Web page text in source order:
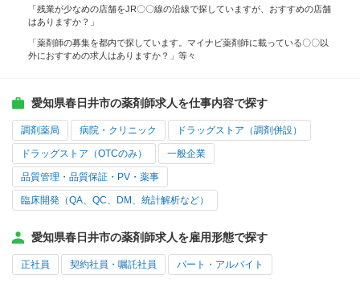
「残業が少なめの店舗をJR〇〇線の沿線で探していますが、おすすめの店舗
はありますか？」
「薬剤師の募集を都内で探しています。マイナビ薬剤師に載っている〇〇以
外におすすめの求人はありますか？」等々
愛知県春日井市の薬剤師求人を仕事内容で探す
調剤薬局 病院・クリニック ドラッグストア（調剤併設）
ドラッグストア（OTCのみ） 一般企業
品質管理・品質保証・PV・薬事
臨床開発（QA、QC、DM、統計解析など）
愛知県春日井市の薬剤師求人を雇用形態で探す
正社員 契約社員・嘱託社員 パート・アルバイト